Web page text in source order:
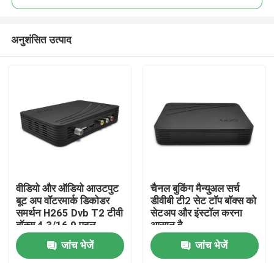
अनुशंसित उत्पाद
वीडियो और ऑडियो आउटपुट
बूट अप वॉटरमार्क डिकोडर
समर्थन H265 Dvb T2 टीवी
बॉक्स 4 3/16 9 पहलू
अनुपात
जांच भेजें
चैनल बुकिंग मैन्युअल सर्च
डीवीबी टी2 सेट टॉप बॉक्स को
सेटअप और इंस्टॉल करना
आसान है
जांच भेजें